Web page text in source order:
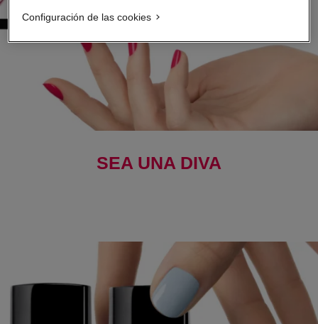
SEA UNA DIVA
Configuración de las cookies